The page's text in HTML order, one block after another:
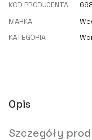
KOD PRODUCENTA
MARKA
KATEGORIA
Opis
Szczegóły